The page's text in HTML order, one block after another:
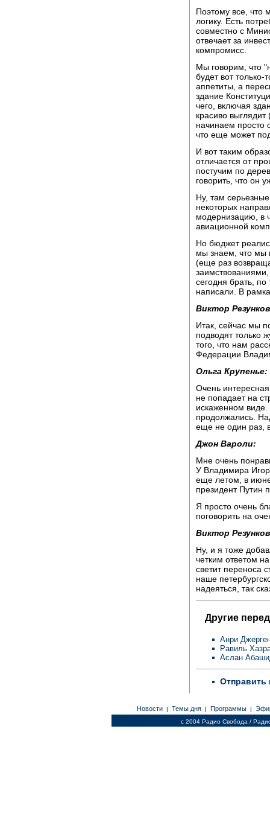
Поэтому все, что
логику. Есть
совместно с
отвечает за
компромисс.
Мы говорим, что
будет вот
аппетиты, а
здание
чего, включая
красиво
начинаем просто
что еще может
И вот таким
отличается от
постучим по
говорить, что он
Ну, там
некоторых
модернизацию, в
авиационной
Но бюджет
мы знаем, что мы
(еще раз
сегодня брать,
написали. В
Виктор
Итак, сейчас мы
подводят только
того, что нам
Федерации
Ольга Крупенье:
Очень интересная
не попадает на
искаженном
продолжались.
еще не один раз,
Джон Вароли:
Мне очень
У Владимира
еще летом, в
президент Путин
Я просто очень
поговорить на
Виктор
Ну, и я тоже
четким ответом
светит переноса
наше
надеяться, так
Другие
Анри
Равиль
Аслан
Отправить
Новости | Темы дня | Программы |
c 2004 Радио Свобода /